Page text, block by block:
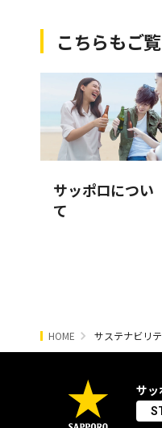
こちらもご
サッポロについ
て
HOME サステナビリ
サッ